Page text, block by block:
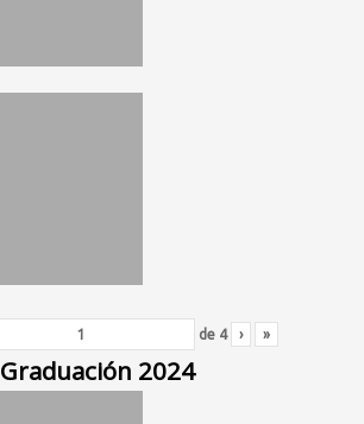
de 4 › »
Graduación 2024